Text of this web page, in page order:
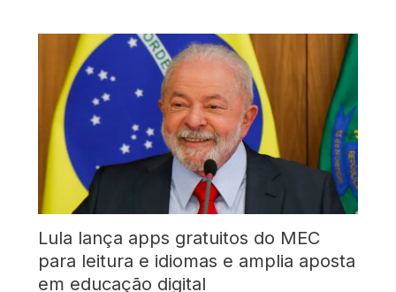
Lula lança apps gratuitos do MEC
para leitura e idiomas e amplia aposta
em educação digital